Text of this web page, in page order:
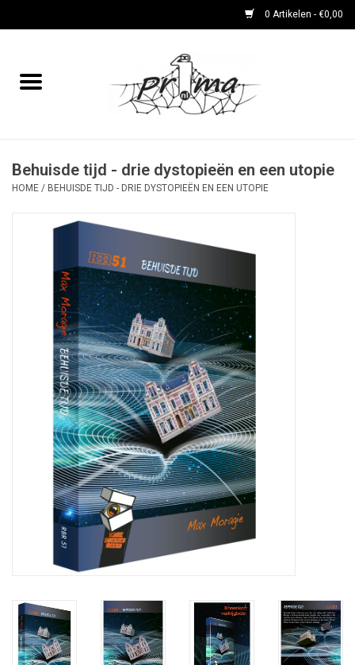
0 Artikelen - €0,00
Home
DVD's en CD's
Rare Dingetjes-reeks
Bemoste Beeld-prijswinnaars
Behuisde tijd - drie dystopieën en een utopie
HOME / BEHUISDE TIJD - DRIE DYSTOPIEËN EN EEN UTOPIE